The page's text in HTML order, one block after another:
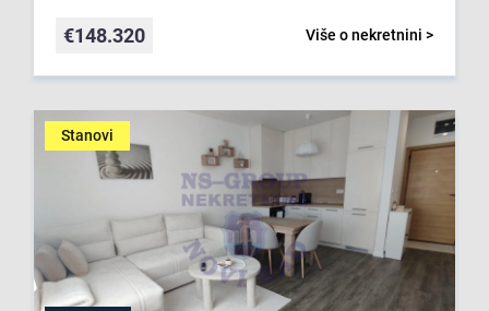
Više o nekretnini >
€148.320
Stanovi